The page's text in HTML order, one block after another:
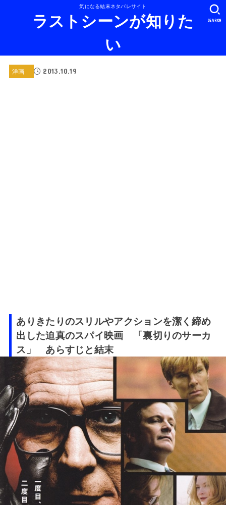
気になる結末ネタバレサイト
ラストシーンが知りた
い
SEARCH
洋画 2013.10.19
ありきたりのスリルやアクションを潔く締め
出した迫真のスパイ映画 「裏切りのサーカ
ス」 あらすじと結末